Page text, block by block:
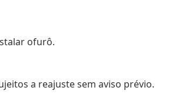
ofurô.
a reajuste sem aviso prévio.